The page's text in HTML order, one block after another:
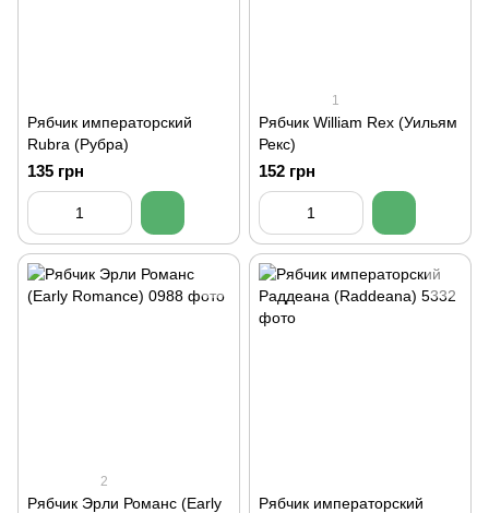
Рябчик императорский
Rubra (Рубра)
135 грн
1
Рябчик William Rex (Уильям
Рекс)
152 грн
2
Рябчик Эрли Романс (Early
Рябчик императорский